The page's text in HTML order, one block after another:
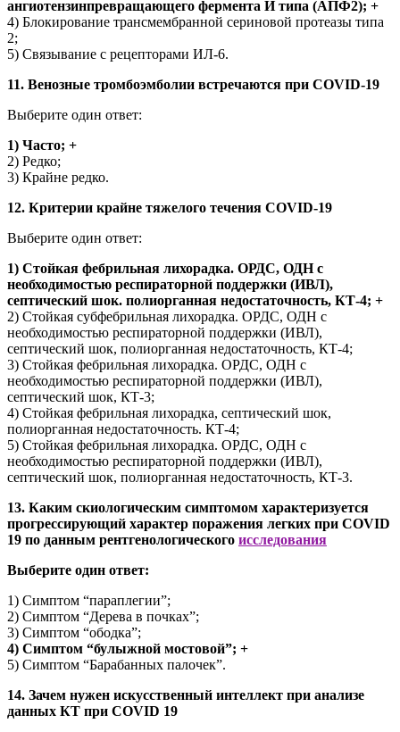
ангиотензинпревращающего фермента И типа (АПФ2); +
4) Блокирование трансмембранной сериновой протеазы типа
2;
5) Связывание с рецепторами ИЛ-6.
11. Венозные тромбоэмболии встречаются при COVID-19
Выберите один ответ:
1) Часто; +
2) Редко;
3) Крайне редко.
12. Критерии крайне тяжелого течения COVID-19
Выберите один ответ:
1) Стойкая фебрильная лихорадка. ОРДС, ОДН с
необходимостью респираторной поддержки (ИВЛ),
септический шок. полиорганная недостаточность, КТ-4; +
2) Стойкая субфебрильная лихорадка. ОРДС, ОДН с
необходимостью респираторной поддержки (ИВЛ),
септический шок, полиорганная недостаточность, КТ-4;
3) Стойкая фебрильная лихорадка. ОРДС, ОДН с
необходимостью респираторной поддержки (ИВЛ),
септический шок, КТ-3;
4) Стойкая фебрильная лихорадка, септический шок,
полиорганная недостаточность. КТ-4;
5) Стойкая фебрильная лихорадка. ОРДС, ОДН с
необходимостью респираторной поддержки (ИВЛ),
септический шок, полиорганная недостаточность, КТ-3.
13. Каким скиологическим симптомом характеризуется
прогрессирующий характер поражения легких при COVID
19 по данным рентгенологического исследования
Выберите один ответ:
1) Симптом “параплегии”;
2) Симптом “Дерева в почках”;
3) Симптом “ободка”;
4) Симптом “булыжной мостовой”; +
5) Симптом “Барабанных палочек”.
14. Зачем нужен искусственный интеллект при анализе
данных КТ при COVID 19